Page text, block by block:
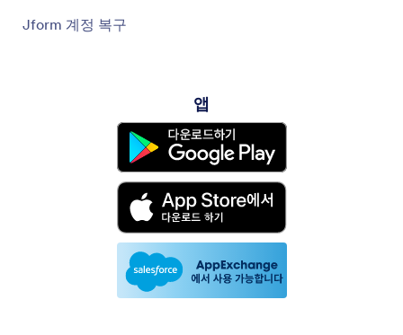
Jform 계정 복구
앱